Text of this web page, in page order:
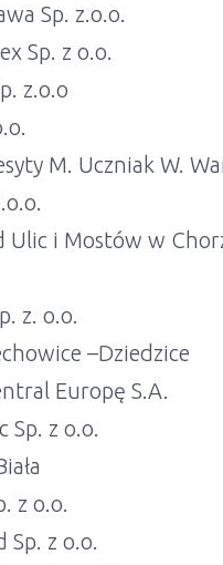
Sp. z.o.o.
Sp. z o.o.
z.o.o
M. Uczniak W.
Ulic i Mostów w
z. o.o.
–Dziedzice
Europę S.A.
Sp. z o.o.
z o.o.
Sp. z o.o.